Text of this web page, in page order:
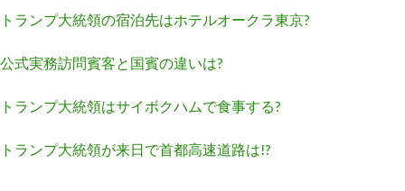
トランプ大統領の宿泊先はホテルオークラ東京?
公式実務訪問賓客と国賓の違いは?
トランプ大統領はサイボクハムで食事する?
トランプ大統領が来日で首都高速道路は!?